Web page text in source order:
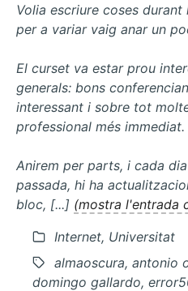
Volia escriure coses
per a variar vaig anar un
El curset va estar prou
generals: bons
interessant i sobre tot
professional més immediat.
Anirem per parts, i cada
passada, hi ha
bloc, [...] (mostra l'entrada
Internet, Universitat
almaoscura, antonio
domingo gallardo,